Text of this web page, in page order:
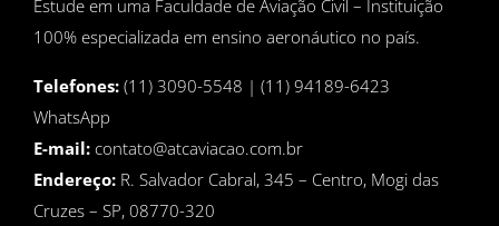
Estude em uma Faculdade de Aviação Civil – Instituição
100% especializada em ensino aeronáutico no país.
Telefones: (11) 3090-5548 | (11) 94189-6423
WhatsApp
E-mail: contato@atcaviacao.com.br
Endereço: R. Salvador Cabral, 345 – Centro, Mogi das
Cruzes – SP, 08770-320